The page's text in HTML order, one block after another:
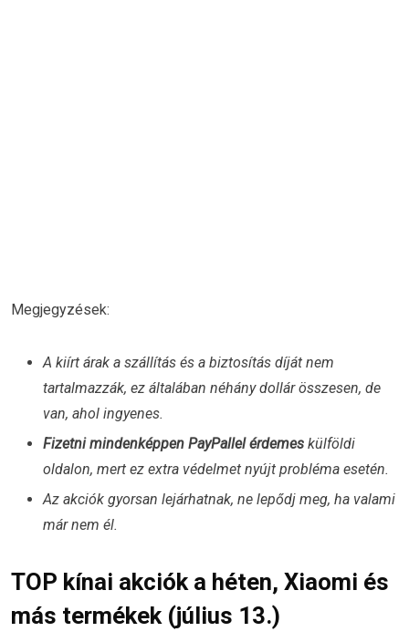
Megjegyzések:
A kiírt árak a szállítás és a biztosítás díját nem
tartalmazzák, ez általában néhány dollár összesen, de
van, ahol ingyenes.
Fizetni mindenképpen PayPallel érdemes külföldi
oldalon, mert ez extra védelmet nyújt probléma esetén.
Az akciók gyorsan lejárhatnak, ne lepődj meg, ha valami
már nem él.
TOP kínai akciók a héten, Xiaomi és
más termékek (július 13.)